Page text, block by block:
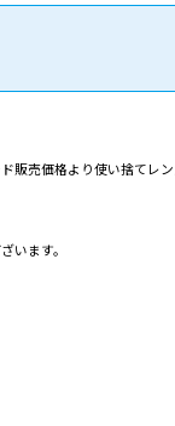
販売価格より使い捨てレ
います。